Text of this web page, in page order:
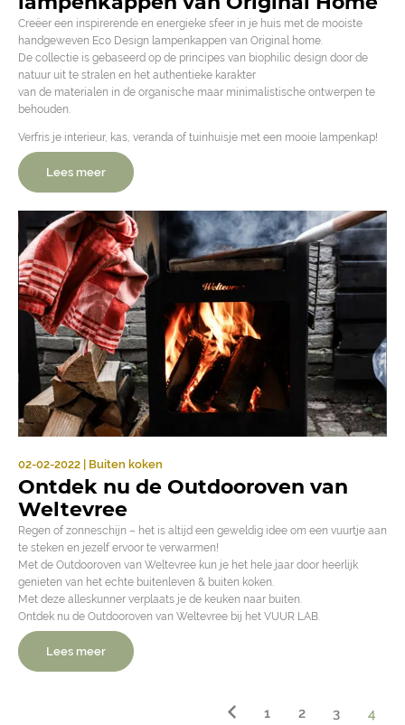
Creëer een inspirerende en energieke sfeer in je huis met de mooiste
handgeweven Eco Design lampenkappen van Original home.
De collectie is gebaseerd op de principes van biophilic design door de
natuur uit te stralen en het authentieke karakter
van de materialen in de organische maar minimalistische ontwerpen te
behouden.
Verfris je interieur, kas, veranda of tuinhuisje met een mooie lampenkap!
Lees meer
02-02-2022 | Buiten koken
Ontdek nu de Outdooroven van
Weltevree
Regen of zonneschijn – het is altijd een geweldig idee om een vuurtje aan
te steken en jezelf ervoor te verwarmen!
Met de Outdooroven van Weltevree kun je het hele jaar door heerlijk
genieten van het echte buitenleven & buiten koken.
Met deze alleskunner verplaats je de keuken naar buiten.
Ontdek nu de Outdooroven van Weltevree bij het VUUR LAB.
Lees meer
1 2 3 4